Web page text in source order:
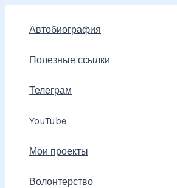
Автобиография
Полезные ссылки
Телеграм
YouTube
Мои проекты
Волонтерство